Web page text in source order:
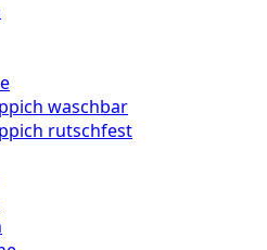
waschbar
rutschfest